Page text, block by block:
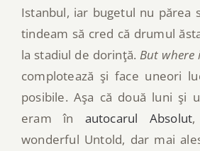
Istanbul, iar bugetul nu părea
tindeam să cred că drumul
la stadiul de dorinţă. But where
complotează şi face uneori
posibile. Aşa că două luni şi
eram în autocarul Absolut
wonderful Untold, dar mai